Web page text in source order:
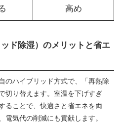
高め
ド除湿）のメリットと省エ
のハイブリッド方式で、「再熱除
切り替えます。室温を下げすぎ
ることで、快適さと省エネを両
電気代の削減にも貢献します。